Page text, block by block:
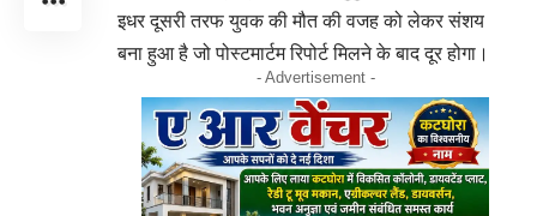
इधर दूसरी तरफ युवक की मौत की वजह को लेकर संशय
बना हुआ है जो पोस्टमार्टम रिपोर्ट मिलने के बाद दूर होगा।
- Advertisement -